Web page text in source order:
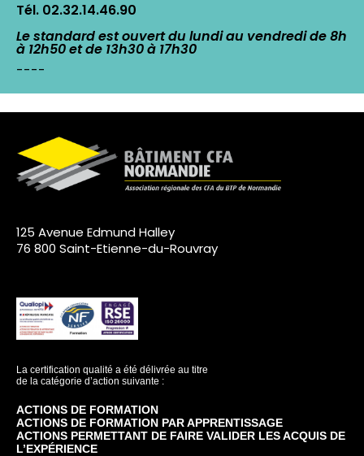
Tél. 02.32.14.46.90
Le standard est ouvert du lundi au vendredi de 8h
à 12h50 et de 13h30 à 17h30
----
125 Avenue Edmund Halley
76 800 Saint-Etienne-du-Rouvray
La certification qualité a été délivrée au titre
de la catégorie d’action suivante :
ACTIONS DE FORMATION
ACTIONS DE FORMATION PAR APPRENTISSAGE
ACTIONS PERMETTANT DE FAIRE VALIDER LES ACQUIS DE
L’EXPÉRIENCE